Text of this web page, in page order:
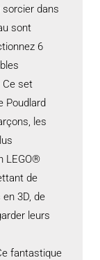
dans
sont
6
Ce set
Poudlard
les
LEGO®
de
3D, de
leurs
fantastique